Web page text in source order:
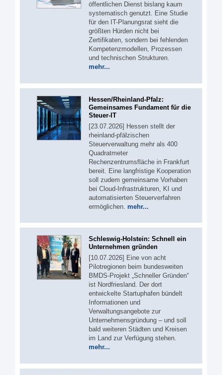
öffentlichen Dienst bislang kaum
systematisch genutzt. Eine Studie
für den IT-Planungsrat sieht die
größten Hürden nicht bei
Zertifikaten, sondern bei fehlenden
Kompetenzmodellen, Prozessen
und technischen Strukturen.
mehr...
Hessen/Rheinland-Pfalz:
Gemeinsames Fundament für die
Steuer-IT
[23.07.2026] Hessen stellt der
rheinland-pfälzischen
Steuerverwaltung mehr als 400
Quadratmeter
Rechenzentrumsfläche in Frankfurt
bereit. Eine langfristige Kooperation
soll zudem gemeinsame Vorhaben
bei Cloud-Infrastrukturen, KI und
automatisierten Steuerverfahren
ermöglichen. mehr...
Schleswig-Holstein: Schnell ein
Unternehmen gründen
[10.07.2026] Eine von acht
Pilotregionen beim bundesweiten
BMDS-Projekt „Schneller Gründen“
ist Nordfriesland. Der dort
entwickelte Startuphafen bündelt
Informationen und
Verwaltungsangebote zur
Unternehmensgründung – und soll
bald weiteren Städten und Kreisen
im Land zur Verfügung stehen.
mehr...